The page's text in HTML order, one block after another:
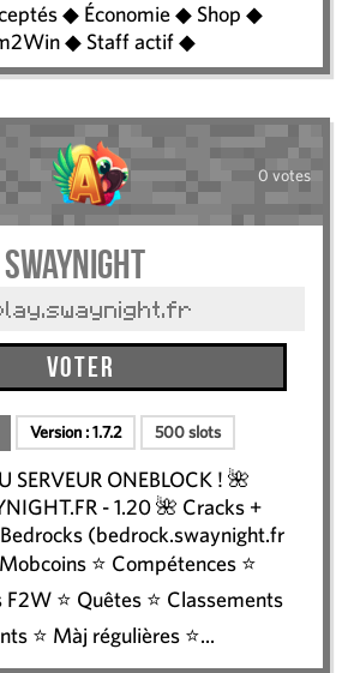
◆ Économie ◆ Shop ◆
◆ Staff actif ◆
0 votes
SwayNight
Voter
Version :1.7.2 500 slots
SERVEUR ONEBLOCK ! 🌺
- 1.20 🌺 Cracks +
(bedrock.swaynight.fr
⭐ Compétences ⭐
⭐ Quêtes ⭐ Classements
⭐ Màj régulières ⭐...